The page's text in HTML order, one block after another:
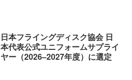
日本フライングディスク協会 日
本代表公式ユニフォームサプライ
ヤー（2026–2027年度）に選定